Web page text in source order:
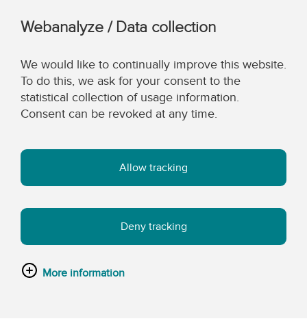
Webanalyze / Data collection
We would like to continually improve this website.
To do this, we ask for your consent to the
statistical collection of usage information.
Consent can be revoked at any time.
Allow tracking
Deny tracking
More information